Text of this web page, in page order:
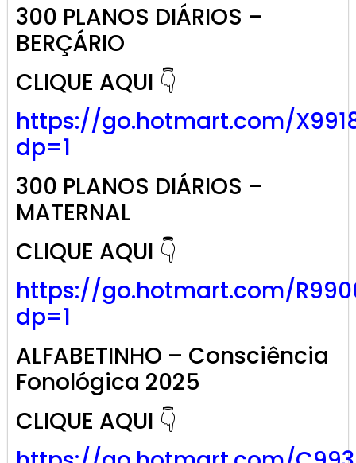
300 PLANOS DIÁRIOS –
BERÇÁRIO
CLIQUE AQUI 👇
https://go.hotmart.com/
dp=1
300 PLANOS DIÁRIOS –
MATERNAL
CLIQUE AQUI 👇
https://go.hotmart.com/
dp=1
ALFABETINHO – Consciência
Fonológica 2025
CLIQUE AQUI 👇